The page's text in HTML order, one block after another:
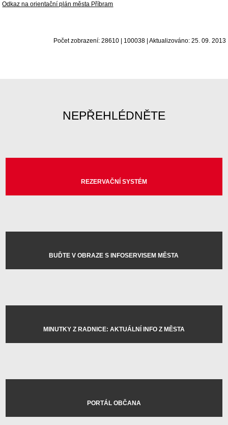
Odkaz na orientační plán města Příbram
Počet zobrazení: 28610 | 100038 | Aktualizováno: 25. 09. 2013
NEPŘEHLÉDNĚTE
REZERVAČNÍ SYSTÉM
BUĎTE V OBRAZE S INFOSERVISEM MĚSTA
MINUTKY Z RADNICE: AKTUÁLNÍ INFO Z MĚSTA
PORTÁL OBČANA